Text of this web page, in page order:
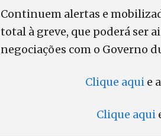
Continuem alertas e
total à greve, que poderá ser
negociações com o Governo
Clique aquie
Clique aqui